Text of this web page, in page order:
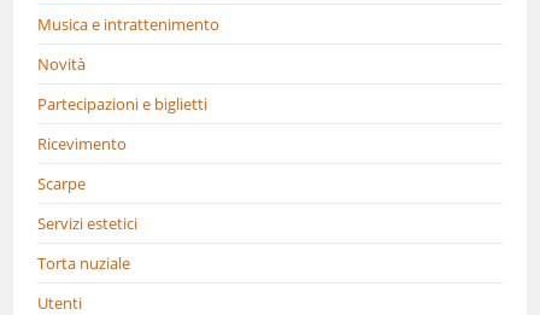
Musica e intrattenimento
Novità
Partecipazioni e biglietti
Ricevimento
Scarpe
Servizi estetici
Torta nuziale
Utenti